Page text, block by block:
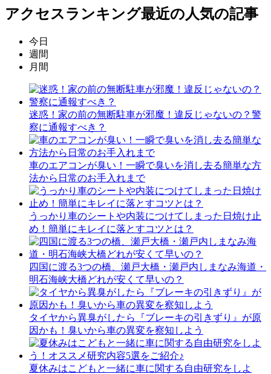
アクセスランキング最近の人気の記事
今日
週間
月間
迷惑！家の前の無断駐車が邪魔！違反じゃないの？警
察に通報すべき？
車のエアコンが臭い！一瞬で臭いを消し去る簡単な方
法から日常のお手入れまで
うっかり車のシートや内装につけてしまった日焼け止
め！簡単にキレイに落とすコツとは？
四国に渡る3つの橋、瀬戸大橋・瀬戸内しまなみ海道・
明石海峡大橋どれが安くて早いの？
タイヤから異臭がしたら『ブレーキの引きずり』が原
因かも！臭いから車の異変を察知しよう
夏休みはこどもと一緒に車に関する自由研究をしよ